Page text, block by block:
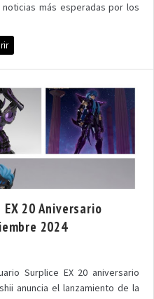
más esperadas por los
EX 20 Aniversario
2024
Surplice EX 20 aniversario
anuncia el lanzamiento de la